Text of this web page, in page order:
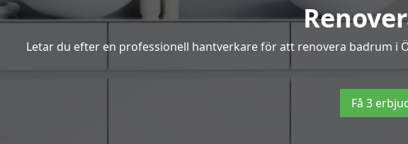
Letar du efter en professionell hantverkare för att renovera badrum
Få 3